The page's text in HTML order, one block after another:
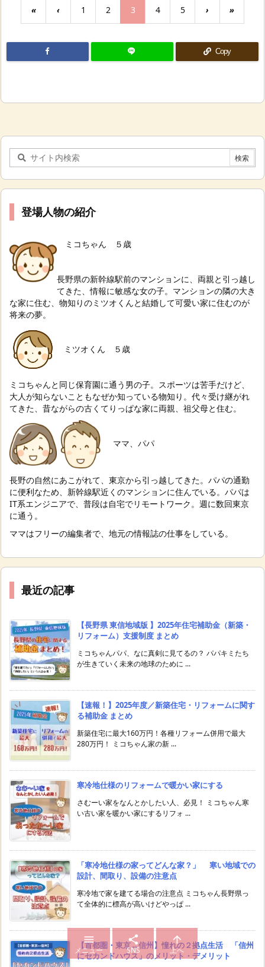
« ‹ 1 2 3 4 5 › »
Copy
登場人物の紹介
ミコちゃん ５歳
長野県の新幹線駅前のマンションに、両親と引っ越し
てきた、情報に敏感な女の子。 マンションの隣の大き
な家に住む、物知りのミツオくんと結婚して可愛い家に住むのが
将来の夢。
ミツオくん ５歳
ミコちゃんと同じ保育園に通う男の子。スポーツは苦手だけど、
大人が知らないこともなぜか知っている物知り。代々受け継がれ
てきた、昔ながらの古くてりっぱな家に両親、祖父母と住む。
ママ、パパ
長野の自然にあこがれて、東京から引っ越してきた。パパの通勤
に便利なため、新幹線駅近くのマンションに住んでいる。パパは
IT系エンジニアで、普段は自宅でリモートワーク。週に数回東京
に通う。
ママはフリーの編集者で、地元の情報誌の仕事をしている。
最近の記事
【長野県 東信地域版 】2025年住宅補助金（新築・
リフォーム）支援制度 まとめ
ミコちゃんパパ、なに真剣に見てるの？ パパキミたち
が生きていく未来の地球のために ...
【速報！】2025年度／新築住宅・リフォームに関す
る補助金 まとめ
新築住宅に最大160万円！各種リフォーム併用で最大
280万円！ ミコちゃん家の新 ...
寒冷地仕様のリフォームで暖かい家にする
さむーい家をなんとかしたい人、必見！ ミコちゃん寒
い古い家を暖かい家にするリフォ ...
「寒冷地仕様の家ってどんな家？」 寒い地域での
設計、間取り、設備の注意点
寒冷地で家を建てる場合の注意点 ミコちゃん長野県っ
て全体的に標高が高いけどやっぱ ...
【首都圏・東京↔︎信州】憧れの２拠点生活 「信州
にセカンドハウス」のメリット・デメリット

メニュー

SNS

上へ